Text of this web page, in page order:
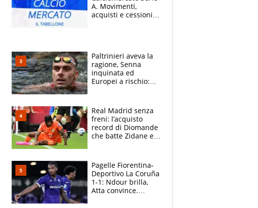
A. Movimenti,
acquisti e cessioni:
Paltrinieri aveva la
ragione, Senna
inquinata ed
Europei a rischio:
adesso
Real Madrid senza
freni: l’acquisto
record di Diomande
che batte Zidane e
Pagelle Fiorentina-
Deportivo La Coruña
1-1: Ndour brilla,
Atta convince.